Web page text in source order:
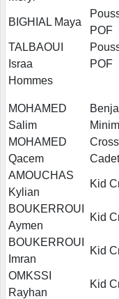
BIGHIAL Maya
POF
TALBAOUI
Israa
POF
Hommes
MOHAMED
Salim
MOHAMED
Qacem
AMOUCHAS
Kylian
Kid
BOUKERROUI
Aymen
Kid
BOUKERROUI
Imran
Kid
OMKSSI
Rayhan
Kid